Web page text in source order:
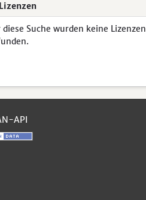
Lizenzen
diese Suche wurden keine Lizenzen
API